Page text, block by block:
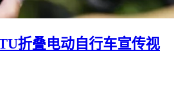
折叠电动自行车宣传视